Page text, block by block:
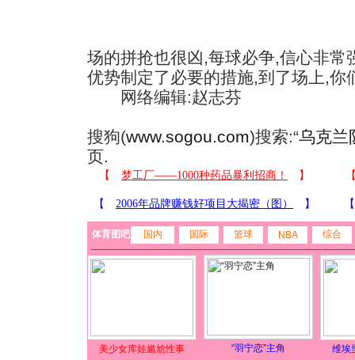
场的拼抢也很凶,每球必争,信心非常
优势制定了必要的措施,到了场上,你
网络编辑:赵志芬
搜狗(www.sogou.com)搜索:“乌克兰
页.
体育图吧 国内 国际 篮球 NBA 综合
美少女库娃尴尬性事 “羽宁恋”主角 维埃